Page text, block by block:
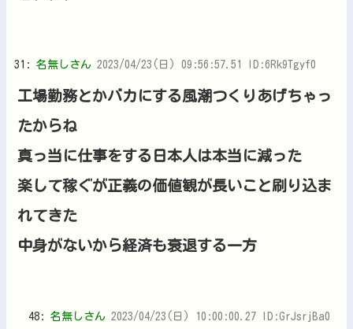
31: 名無しさん 2023/04/23(日) 09:56:57.51 ID:6Rk9Tgyf0
工場勤務とかバカにする風潮つくりあげちゃっ
たからね
真っ当に仕事をする日本人は本当に減った
楽して稼ぐが正義の価値観が長いこと刷り込ま
れてきた
中身がないから経済も衰退する一方
48: 名無しさん 2023/04/23(日) 10:00:00.27 ID:GrJsrjBa0